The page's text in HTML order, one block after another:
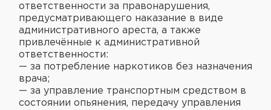
ответственности за правонарушения,
предусматривающего наказание в виде
административного ареста, а также
привлечённые к административной
ответственности:
— за потребление наркотиков без назначения
врача;
— за управление транспортным средством в
состоянии опьянения, передачу управления